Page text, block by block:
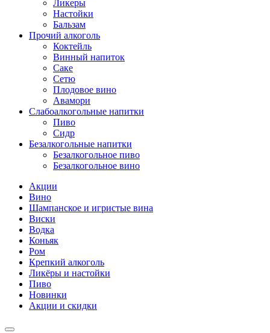
Ликеры
Настойки
Бальзам
Прочий алкоголь
Коктейль
Винный напиток
Саке
Сетю
Плодовое вино
Авамори
Слабоалкогольные напитки
Пиво
Сидр
Безалкогольные напитки
Безалкогольное пиво
Безалкогольное вино
Акции
Вино
Шампанское и игристые вина
Виски
Водка
Коньяк
Ром
Крепкий алкоголь
Ликёры и настойки
Пиво
Новинки
Акции и скидки